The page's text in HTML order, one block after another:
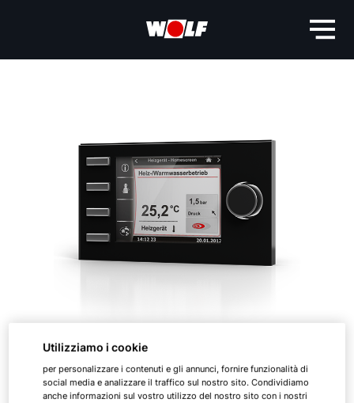
Utilizziamo i cookie
per personalizzare i contenuti e gli annunci, fornire funzionalità di
social media e analizzare il traffico sul nostro sito. Condividiamo
anche informazioni sul vostro utilizzo del nostro sito con i nostri